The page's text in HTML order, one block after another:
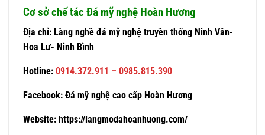
Cơ sở chế tác Đá mỹ nghệ Hoàn Hương
Địa chỉ: Làng nghề đá mỹ nghệ truyền thống Ninh Vân-
Hoa Lư- Ninh Bình
Hotline: 0914.372.911 – 0985.815.390
Facebook: Đá mỹ nghệ cao cấp Hoàn Hương
Website: https://langmodahoanhuong.com/